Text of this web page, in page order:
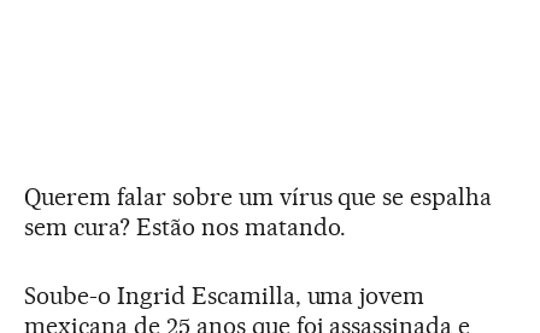
Querem falar sobre um vírus que se espalha
sem cura? Estão nos matando.
Soube-o Ingrid Escamilla, uma jovem
mexicana de 25 anos que foi assassinada e